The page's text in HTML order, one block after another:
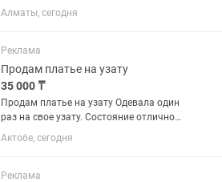
для худых. Нам подарили. Мой сын
плотный. Адрес: ЖК Премьера рядом
Алматы, сегодня
Реклама
Продам платье на узату
35 000 ₸
Продам платье на узату Одевала один
раз на свое узату. Состояние отличное.
Размер 44-46. Сшито на заказ,
эксклюзивный комплект. В комплект
•белое платье (сзади на...
Актобе, сегодня
Реклама